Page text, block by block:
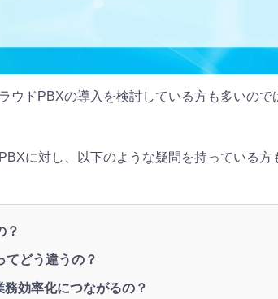
ウドPBXの導入を検討している方も多いので
に対し、以下のような疑問を持っている方
？
てどう違うの？
効率化につながるの？